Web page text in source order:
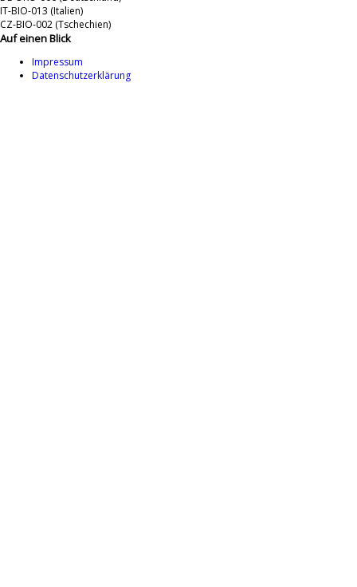
IT-BIO-013 (Italien)
CZ-BIO-002 (Tschechien)
Auf einen Blick
Impressum
Datenschutzerklärung